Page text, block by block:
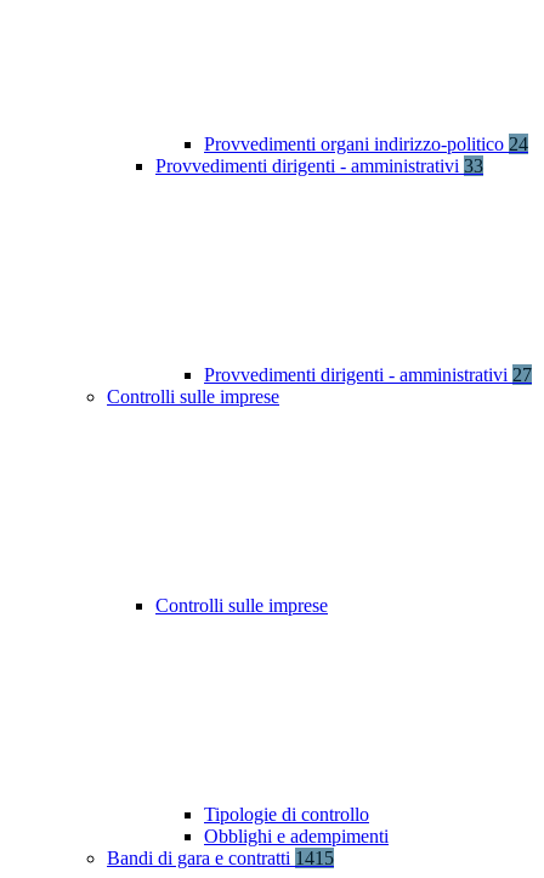
Provvedimenti organi indirizzo-politico 24
Provvedimenti dirigenti - amministrativi 33
Provvedimenti dirigenti - amministrativi 27
Controlli sulle imprese
Controlli sulle imprese
Tipologie di controllo
Obblighi e adempimenti
Bandi di gara e contratti 1415